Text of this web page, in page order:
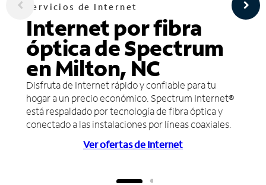
Servicios de Internet
Internet por fibra
óptica de Spectrum
en Milton, NC
Disfruta de Internet rápido y confiable para tu
hogar a un precio económico. Spectrum Internet®
está respaldado por tecnología de fibra óptica y
conectado a las instalaciones por líneas coaxiales.
Ver ofertas de Internet